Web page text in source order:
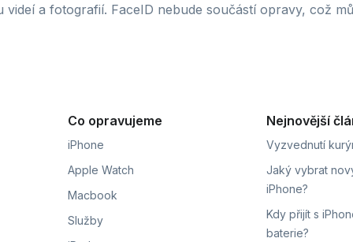
a fotografií. FaceID nebude součástí opravy, což
Co opravujeme
iPhone
Apple Watch
Macbook
Služby
Nejnovější
Vyzvednutí
Jaký vybrat
iPhone?
Kdy přijít s
baterie?